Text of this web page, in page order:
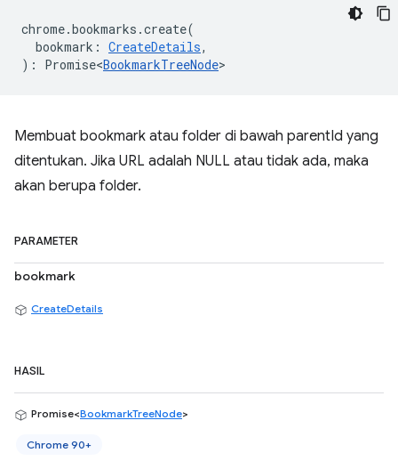
chrome.bookmarks .create(
bookmark : CreateDetails,
) : Promise<BookmarkTreeNode>
Membuat bookmark atau folder di bawah parentId yang
ditentukan. Jika URL adalah NULL atau tidak ada, maka
akan berupa folder.
PARAMETER
bookmark
CreateDetails
HASIL
Promise<BookmarkTreeNode>
Chrome 90+